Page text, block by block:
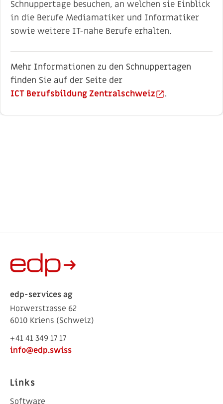
Schnuppertage besuchen, an welchen sie Einblick
in die Berufe Mediamatiker und Informatiker
sowie weitere IT-nahe Berufe erhalten.
Mehr Informationen zu den Schnuppertagen
finden Sie auf der Seite der
ICT Berufsbildung Zentralschweizopen_in_new.
edp-services ag
Horwerstrasse 62
6010 Kriens (Schweiz)
+41 41 349 17 17
info@edp.swiss
Links
Software